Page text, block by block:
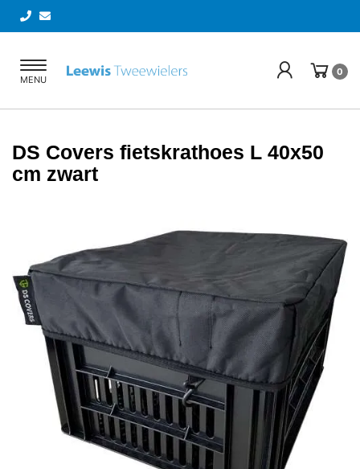
Toggle
navigation
MENU
0
DS Covers fietskrathoes L 40x50
cm zwart